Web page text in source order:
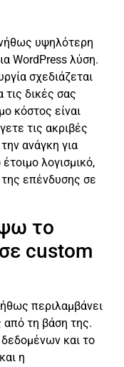
υψηλότερη
WordPress λύση.
σχεδιάζεται
τις δικές σας
κόστος είναι
τις ακριβές
ανάγκη για
λογισμικό,
επένδυσης σε
το
custom
περιλαμβάνει
από τη βάση της.
και το
η